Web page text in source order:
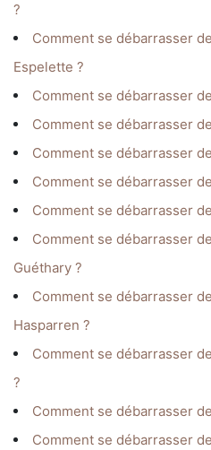
?
Comment se débarrasser
Espelette ?
Comment se débarrasser
Comment se débarrasser
Comment se débarrasser
Comment se débarrasser
Comment se débarrasser
Comment se débarrasser
Guéthary ?
Comment se débarrasser
Hasparren ?
Comment se débarrasser
?
Comment se débarrasser
Comment se débarrasser